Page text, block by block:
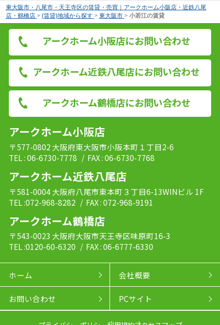
東大阪市・八尾市・天王寺区の賃貸・売買｜アークホーム小阪店・近鉄八尾
店・鶴橋店 > (賃貸)地域から探す > 東大阪市 > 小若江の賃貸
アークホーム小阪店にお問い合わせ
アークホーム近鉄八尾店にお問い合わせ
アークホーム鶴橋店にお問い合わせ
アークホーム小阪店
〒577-0802 大阪府東大阪市小阪本町１丁目2-6
TEL : 06-6730-7778 / FAX : 06-6730-7768
アークホーム近鉄八尾店
〒581-0004 大阪府八尾市東本町３丁目6-13WINビル 1F
TEL :072-968-8282 / FAX : 072-968-9191
アークホーム鶴橋店
〒543-0023 大阪府大阪市天王寺区味原町16-3
TEL :0120-60-6320 / FAX : 06-6777-6330
ホーム 会社概要
お問い合わせ PCサイト